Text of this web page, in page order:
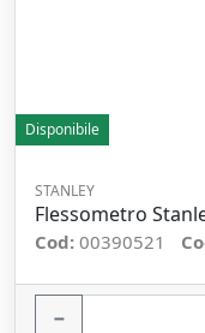
Disponibile
STANLEY
Flessometro
Cod: 00390521
−